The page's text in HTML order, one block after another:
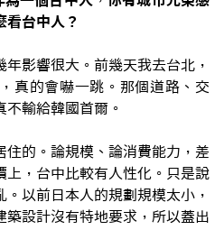
看台中人？
影響很大。前幾天我去台北，
真的會嚇一跳。那個道路、交
輸給韓國首爾。
住的。論規模、論消費能力，差
上，台中比較有人性化。只是說
以前日本人的規劃規模太小，
築設計沒有特地要求，所以蓋出